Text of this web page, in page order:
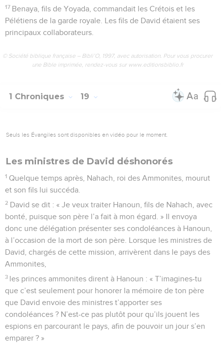
17 Benaya, fils de Yoyada, commandait les Crétois et les
Pélétiens de la garde royale. Les fils de David étaient ses
principaux collaborateurs.
© Société biblique française – Bibli’O, 1997, avec autorisation. Pour vous procurer
une Bible imprimée, rendez-vous sur www.editionsbiblio.fr
1 Chroniques 19
Seuls les Évangiles sont disponibles en vidéo pour le moment.
Les ministres de David déshonorés
1 Quelque temps après, Nahach, roi des Ammonites, mourut
et son fils lui succéda.
2 David se dit : « Je veux traiter Hanoun, fils de Nahach, avec
bonté, puisque son père l’a fait à mon égard. » Il envoya
donc une délégation présenter ses condoléances à Hanoun,
à l’occasion de la mort de son père. Lorsque les ministres de
David, chargés de cette mission, arrivèrent dans le pays des
Ammonites,
3 les princes ammonites dirent à Hanoun : « T’imagines-tu
que c’est seulement pour honorer la mémoire de ton père
que David envoie des ministres t’apporter ses
condoléances ? N’est-ce pas plutôt pour qu’ils jouent les
espions en parcourant le pays, afin de pouvoir un jour s’en
emparer ? »